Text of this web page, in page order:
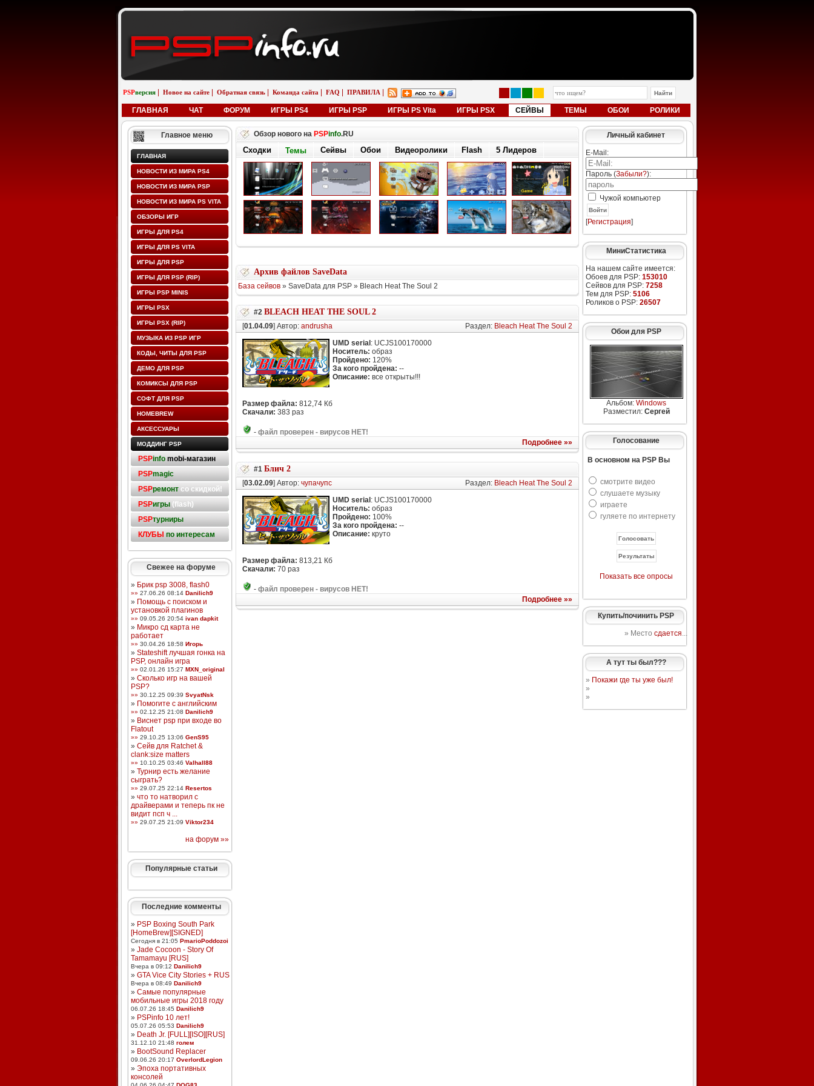
PSPверсия Новое на сайте Обратная связь Команда сайта FAQ ПРАВИЛА
ГЛАВНАЯ ЧАТ ФОРУМ ИГРЫ PS4 ИГРЫ PSP ИГРЫ PS Vita ИГРЫ PSX СЕЙВЫ ТЕМЫ ОБОИ РОЛИКИ
Главное меню
ГЛАВНАЯ
НОВОСТИ ИЗ МИРА PS4
НОВОСТИ ИЗ МИРА PSP
НОВОСТИ ИЗ МИРА PS VITA
ОБЗОРЫ ИГР
ИГРЫ ДЛЯ PS4
ИГРЫ ДЛЯ PS VITA
ИГРЫ ДЛЯ PSP
ИГРЫ ДЛЯ PSP (RIP)
ИГРЫ PSP MINIS
ИГРЫ PSX
ИГРЫ PSX (RIP)
МУЗЫКА ИЗ PSP ИГР
КОДЫ, ЧИТЫ ДЛЯ PSP
ДЕМО ДЛЯ PSP
КОМИКСЫ ДЛЯ PSP
СОФТ ДЛЯ PSP
HOMEBREW
АКСЕССУАРЫ
МОДДИНГ PSP
PSPinfo mobi-магазин
PSPmagic
PSPремонтсо скидкой!
PSPигры(flash)
PSPтурниры
КЛУБЫ по интересам
Свежее на форуме
» Брик psp 3008, flash0
»» 27.06.26 08:14 Danilich9
» Помощь с поиском и
установкой плагинов
»» 09.05.26 20:54 ivan dapkit
» Микро сд карта не
работает
»» 30.04.26 18:58 Игорь
» Stateshift лучшая гонка на
PSP, онлайн игра
»» 02.01.26 15:27 MXN_original
» Сколько игр на вашей
PSP?
»» 30.12.25 09:39 SvyatNsk
» Помогите с английским
»» 02.12.25 21:08 Danilich9
» Виснет psp при входе во
Flatout
»» 29.10.25 13:06 GenS95
» Сейв для Ratchet &
clank:size matters
»» 10.10.25 03:46 Valhall88
» Турнир есть желание
сыграть?
»» 29.07.25 22:14 Resertos
» что то натворил с
драйверами и теперь пк не
видит псп ч ...
»» 29.07.25 21:09 Viktor234
на форум »»
Популярные статьи
Последние комменты
» PSP Boxing South Park
[HomeBrew][SIGNED]
Сегодня в 21:05 PmarioPoddozoi
» Jade Cocoon - Story Of
Tamamayu [RUS]
Вчера в 09:12 Danilich9
» GTA Vice City Stories + RUS
Вчера в 08:49 Danilich9
» Самые популярные
мобильные игры 2018 году
06.07.26 18:45 Danilich9
» PSPinfo 10 лет!
05.07.26 05:53 Danilich9
» Death Jr. [FULL][ISO][RUS]
31.12.10 21:48 голем
» BootSound Replacer
09.06.26 20:17 OverlordLegion
» Эпоха портативных
консолей
Обзор нового на PSPinfo.RU
Сходки Темы Сейвы Обои Видеоролики Flash 5 Лидеров
Архив файлов SaveData
База сейвов» SaveData для PSP » Bleach Heat The Soul 2
#2 BLEACH HEAT THE SOUL 2
[01.04.09] Автор: andrusha Раздел: Bleach Heat The Soul 2
UMD serial : UCJS100170000
Носитель: образ
Пройдено: 120%
За кого пройдена: --
Описание: все открыты!!!
Размер файла: 812,74 Кб
Скачали: 383 раз
- файл проверен - вирусов НЕТ!
Подробнее »»
#1 Блич 2
[03.02.09] Автор: чупачупс Раздел: Bleach Heat The Soul 2
UMD serial : UCJS100170000
Носитель: образ
Пройдено: 100%
За кого пройдена: --
Описание: круто
Размер файла: 813,21 Кб
Скачали: 70 раз
- файл проверен - вирусов НЕТ!
Подробнее »»
Личный кабинет
E-Mail:
Пароль (Забыли?):
Чужой компьютер
Войти
[Регистрация]
МиниСтатистика
На нашем сайте имеется:
Обоев для PSP: 153010
Сейвов для PSP: 7258
Тем для PSP: 5106
Роликов о PSP: 26507
Обои для PSP
Альбом: Windows
Разместил: Сергей
Голосование
В основном на PSP Вы
смотрите видео
слушаете музыку
играете
гуляете по интернету
Показать все опросы
Купить/починить PSP
» Место сдается...
А тут ты был???
» Покажи где ты уже был!
»
»